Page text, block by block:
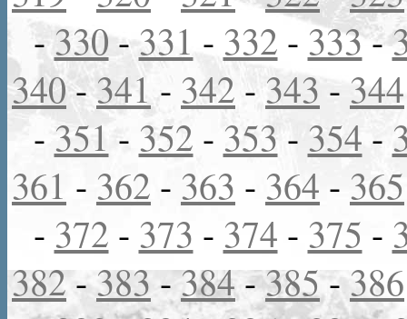
-330-331 - 332 - 333-
340-341 - 342 - 343 - 344
- 351 - 352 - 353 - 354 -
361 - 362 - 363 - 364 - 365
- 372 - 373 - 374 - 375 -
382-383-384-385-386